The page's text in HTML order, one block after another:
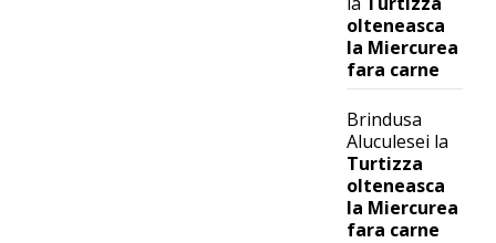
olteneasca
la Miercurea
fara carne
Brindusa
Aluculesei la
Turtizza
olteneasca
la Miercurea
fara carne